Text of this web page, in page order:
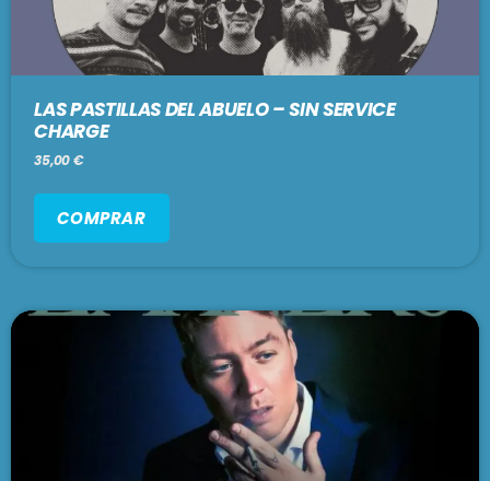
LAS PASTILLAS DEL ABUELO – SIN SERVICE
CHARGE
35,00€
COMPRAR